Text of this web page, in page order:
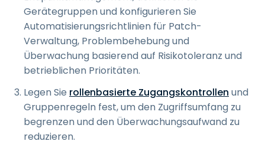
Gerätegruppen und konfigurieren Sie
Automatisierungsrichtlinien für Patch-
Verwaltung, Problembehebung und
Überwachung basierend auf Risikotoleranz und
betrieblichen Prioritäten.
Legen Sie rollenbasierte Zugangskontrollen und
Gruppenregeln fest, um den Zugriffsumfang zu
begrenzen und den Überwachungsaufwand zu
reduzieren.